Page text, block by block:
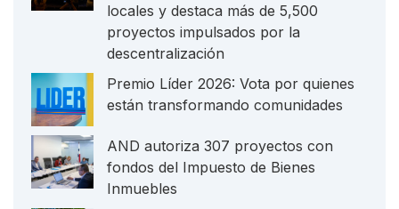
locales y destaca más de 5,500
proyectos impulsados por la
descentralización
Premio Líder 2026: Vota por quienes
están transformando comunidades
AND autoriza 307 proyectos con
fondos del Impuesto de Bienes
Inmuebles